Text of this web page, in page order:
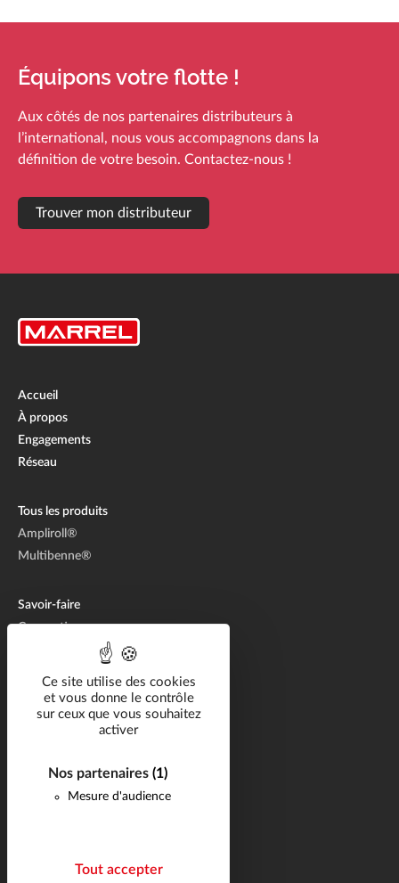
Ce site utilise des cookies
et vous donne le contrôle
sur ceux que vous souhaitez
activer
Nos partenaires (1)
Mesure d'audience
Tout accepter
Équipons votre flotte !
Aux côtés de nos partenaires distributeurs à
l’international, nous vous accompagnons dans la
définition de votre besoin. Contactez-nous !
Trouver mon distributeur
Accueil
À propos
Engagements
Réseau
Tous les produits
Ampliroll®
Multibenne®
Savoir-faire
Conception
Solutions métier
Ressources